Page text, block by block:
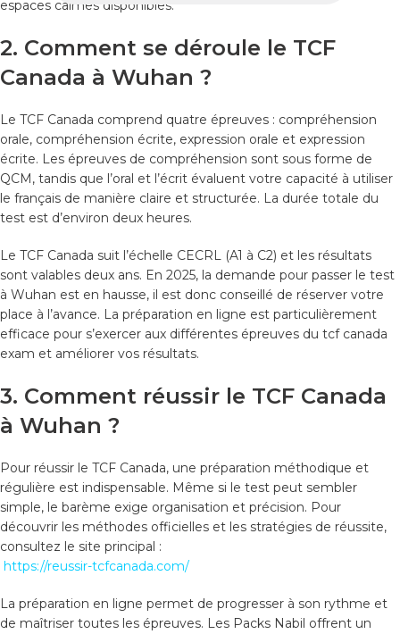
espaces calmes disponibles.
2. Comment se déroule le TCF
Canada à Wuhan ?
Le TCF Canada comprend quatre épreuves : compréhension
orale, compréhension écrite, expression orale et expression
écrite. Les épreuves de compréhension sont sous forme de
QCM, tandis que l’oral et l’écrit évaluent votre capacité à utiliser
le français de manière claire et structurée. La durée totale du
test est d’environ deux heures.
Le TCF Canada suit l’échelle CECRL (A1 à C2) et les résultats
sont valables deux ans. En 2025, la demande pour passer le test
à Wuhan est en hausse, il est donc conseillé de réserver votre
place à l’avance. La préparation en ligne est particulièrement
efficace pour s’exercer aux différentes épreuves du tcf canada
exam et améliorer vos résultats.
3. Comment réussir le TCF Canada
à Wuhan ?
Pour réussir le TCF Canada, une préparation méthodique et
régulière est indispensable. Même si le test peut sembler
simple, le barème exige organisation et précision. Pour
découvrir les méthodes officielles et les stratégies de réussite,
consultez le site principal :
https://reussir-tcfcanada.com/
La préparation en ligne permet de progresser à son rythme et
de maîtriser toutes les épreuves. Les Packs Nabil offrent un